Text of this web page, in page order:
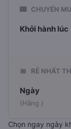
🌃 CHUYẾN
Khởi hành lúc
📅 RẺ NHẤT
Ngày
(Hãng )
Chọn ngay ngày